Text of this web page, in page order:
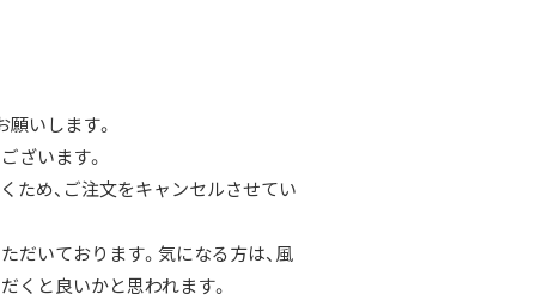
いします。
ざいます。
ため、ご注文をキャンセルさせてい
いております。気になる方は、風
くと良いかと思われます。